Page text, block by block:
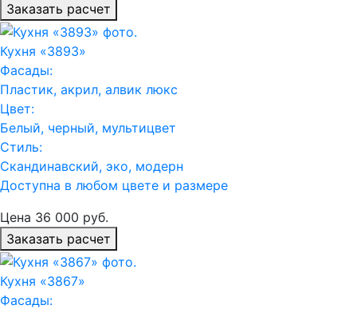
Заказать расчет
Кухня «3893»
Фасады:
Пластик, акрил, алвик люкс
Цвет:
Белый, черный, мультицвет
Стиль:
Скандинавский, эко, модерн
Доступна в любом цвете и размере
Цена 36 000 руб.
Заказать расчет
Кухня «3867»
Фасады: